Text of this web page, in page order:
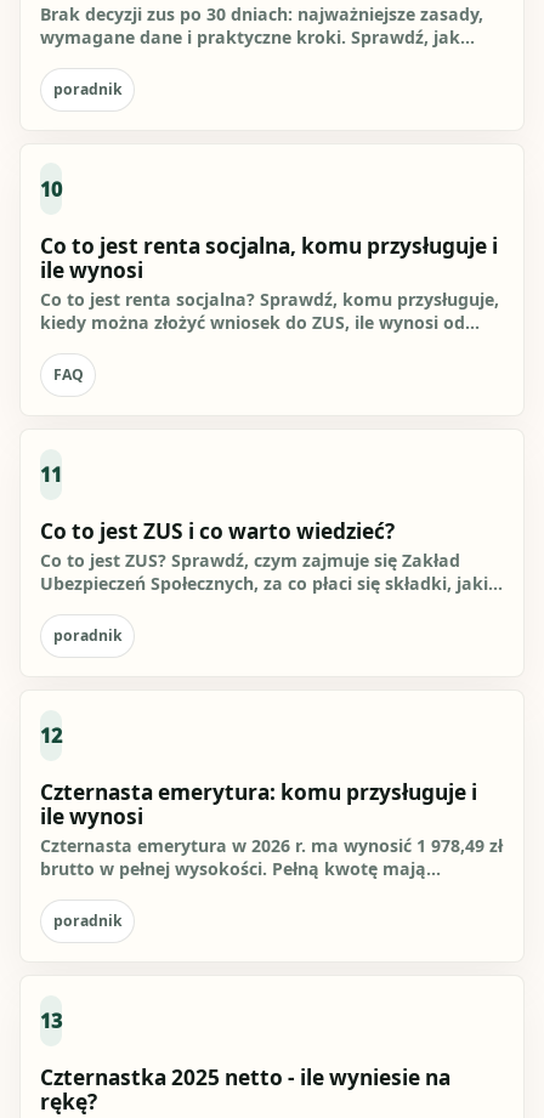
Brak decyzji zus po 30 dniach: najważniejsze zasady,
wymagane dane i praktyczne kroki. Sprawdź, jak
poradnik
10
Co to jest renta socjalna, komu przysługuje i
ile wynosi
Co to jest renta socjalna? Sprawdź, komu przysługuje,
kiedy można złożyć wniosek do ZUS, ile wynosi od
FAQ
11
Co to jest ZUS i co warto wiedzieć?
Co to jest ZUS? Sprawdź, czym zajmuje się Zakład
Ubezpieczeń Społecznych, za co płaci się składki, jakie
poradnik
12
Czternasta emerytura: komu przysługuje i
ile wynosi
Czternasta emerytura w 2026 r. ma wynosić 1 978,49 zł
brutto w pełnej wysokości. Pełną kwotę mają
poradnik
13
Czternastka 2025 netto - ile wyniesie na
rękę?